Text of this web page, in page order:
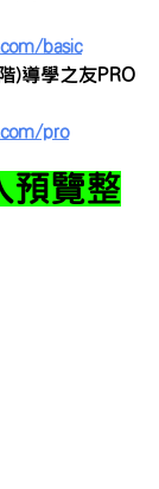
basic
)導學之友PRO
pro
預覽整